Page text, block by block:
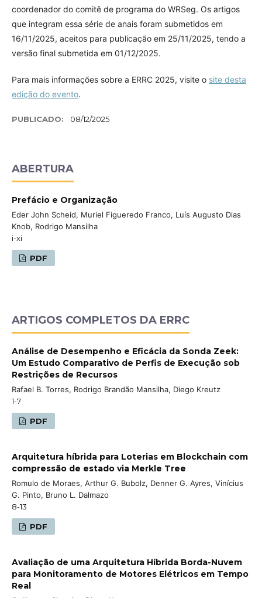
coordenador do comitê de programa do WRSeg. Os artigos
que integram essa série de anais foram submetidos em
16/11/2025, aceitos para publicação em 25/11/2025, tendo a
versão final submetida em 01/12/2025.
Para mais informações sobre a ERRC 2025, visite o site desta
edição do evento.
PUBLICADO: 08/12/2025
ABERTURA
Prefácio e Organização
Eder John Scheid, Muriel Figueredo Franco, Luís Augusto Dias
Knob, Rodrigo Mansilha
i-xi
PDF
ARTIGOS COMPLETOS DA ERRC
Análise de Desempenho e Eficácia da Sonda Zeek:
Um Estudo Comparativo de Perfis de Execução sob
Restrições de Recursos
Rafael B. Torres, Rodrigo Brandão Mansilha, Diego Kreutz
1-7
PDF
Arquitetura híbrida para Loterias em Blockchain com
compressão de estado via Merkle Tree
Romulo de Moraes, Arthur G. Bubolz, Denner G. Ayres, Vinícius
G. Pinto, Bruno L. Dalmazo
8-13
PDF
Avaliação de uma Arquitetura Híbrida Borda-Nuvem
para Monitoramento de Motores Elétricos em Tempo
Real